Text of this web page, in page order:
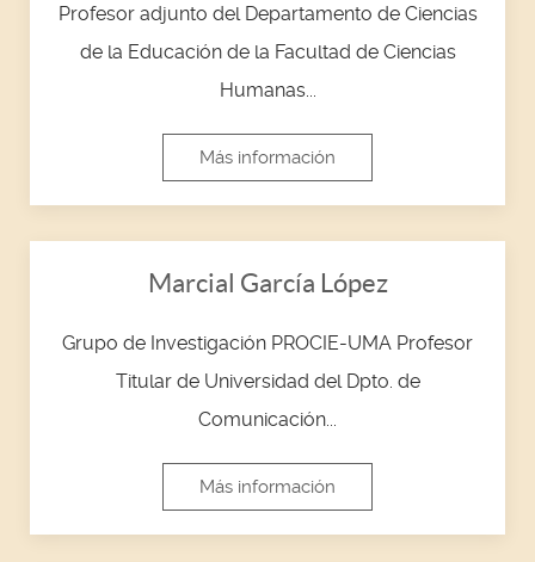
Profesor adjunto del Departamento de Ciencias
de la Educación de la Facultad de Ciencias
Humanas...
Más información
Marcial García López
Grupo de Investigación PROCIE-UMA Profesor
Titular de Universidad del Dpto. de
Comunicación...
Más información